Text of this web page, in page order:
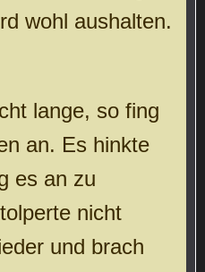
wohl aushalten.
lange, so fing
an. Es hinkte
es an zu
nicht
und brach